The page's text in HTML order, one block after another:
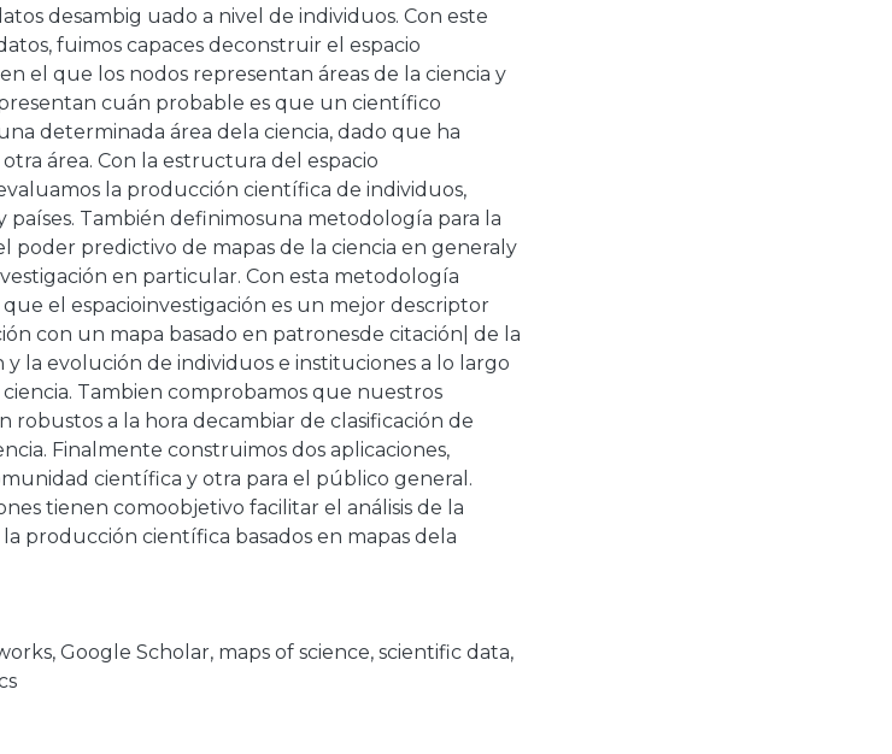
desambig uado a nivel de individuos. Con este
fuimos capaces deconstruir el espacio
el que los nodos representan áreas de la ciencia y
cuán probable es que un científico
determinada área dela ciencia, dado que ha
área. Con la estructura del espacio
la producción científica de individuos,
países. También definimosuna metodología para la
poder predictivo de mapas de la ciencia en generaly
en particular. Con esta metodología
el espacioinvestigación es un mejor descriptor
con un mapa basado en patronesde citación| de la
y la evolución de individuos e instituciones a lo largo
ciencia. Tambien comprobamos que nuestros
robustos a la hora decambiar de clasificación de
Finalmente construimos dos aplicaciones,
científica y otra para el público general.
tienen comoobjetivo facilitar el análisis de la
producción científica basados en mapas dela
, Google Scholar, maps of science, scientific data,